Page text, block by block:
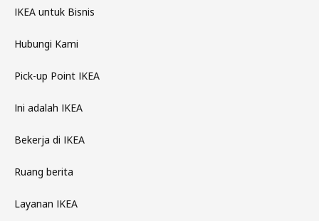
IKEA untuk Bisnis
Hubungi Kami
Pick-up Point IKEA
Ini adalah IKEA
Bekerja di IKEA
Ruang berita
Layanan IKEA